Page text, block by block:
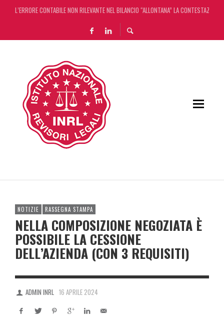
L’ERRORE CONTABILE NON RILEVANTE NEL BILANCIO “ALLONTANA” LA CONTESTAZIONE
DECRETO OMNIBUS: CON IL CONCORDATO UNO ‘SCUDO’ FISCALE DI 4 ANNI
CHIUSURA ESTIVA DELLA RASSEGNA STAMPA INRL: DAL 10 AL 24 AGOSTO
NOTIZIE RASSEGNA STAMPA
NELLA COMPOSIZIONE NEGOZIATA È
POSSIBILE LA CESSIONE
DELL’AZIENDA (CON 3 REQUISITI)
ADMIN INRL 16 APRILE 2024